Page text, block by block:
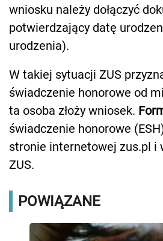
wniosku należy dołączyć
potwierdzający datę
urodzenia).
W takiej sytuacji ZUS
świadczenie honorowe od
ta osoba złoży wniosek.
świadczenie honorowe
stronie internetowej zus.pl i
ZUS.
POWIĄZANE